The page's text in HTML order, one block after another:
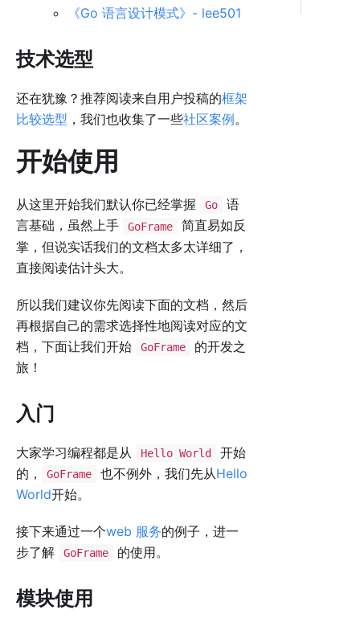
《Go 语言设计模式》- lee501
技术选型
还在犹豫？推荐阅读来自用户投稿的框架
比较选型 ，我们也收集了一些社区案例。
开始使用
从这里开始我们默认你已经掌握 Go
语
言基础，虽然上手
GoFrame
简直易如反
掌，但说实话我们的文档太多太详细了，
直接阅读估计头大。
所以我们建议你先阅读下面的文档，然后
再根据自己的需求选择性地阅读对应的文
档，下面让我们开始
GoFrame
的开发之
旅！
入门
大家学习编程都是从 Hello World
开始
的，
GoFrame 也不例外，我们先从Hello
World开始。
接下来通过一个web 服务的例子，进一
步了解
GoFrame 的使用。
模块使用